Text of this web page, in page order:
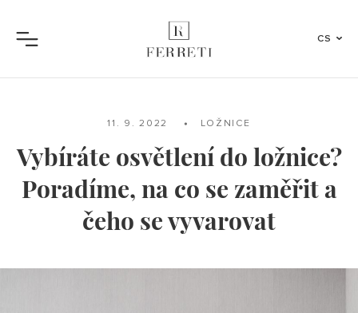
Menu
CS
11. 9. 2022 LOŽNICE
Vybíráte osvětlení do ložnice?
Poradíme, na co se zaměřit a
čeho se vyvarovat